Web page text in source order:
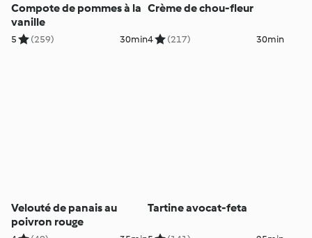
Compote de pommes à la
vanille
5 (259) 30min
Crème de chou-fleur
4 (217) 30min
Velouté de panais au
poivron rouge
Tartine avocat-feta